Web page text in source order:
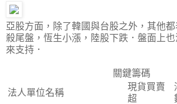
亞股方面，除了韓國與台股之外，其他
殺尾盤，恆生小漲，陸股下跌．盤面上
來支持．
關鍵籌碼
法人單位名稱
現貨買賣
超